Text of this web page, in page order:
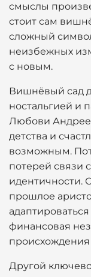
смыслы
стоит сам
сложный
неизбежных
с новым.
Вишнёвый сад
ностальгией и
Любови
детства и
возможным.
потерей связи
идентичности.
прошлое
финансовая
происхождения
Другой